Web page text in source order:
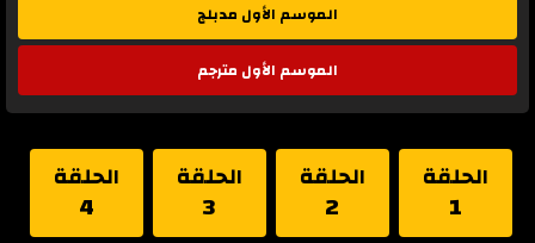
الموسم الأول مدبلج
الموسم الأول مترجم
الحلقة
1
الحلقة
2
الحلقة
3
الحلقة
4